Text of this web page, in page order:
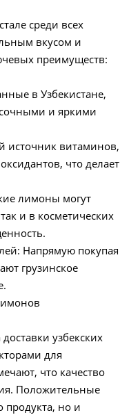
среди всех
вкусом и
преимуществ:
в Узбекистане,
и яркими
источник витаминов,
что делает
лимоны могут
и в косметических
Напрямую покупая
грузинское
узбекских
для
что качество
Положительные
продукта, но и